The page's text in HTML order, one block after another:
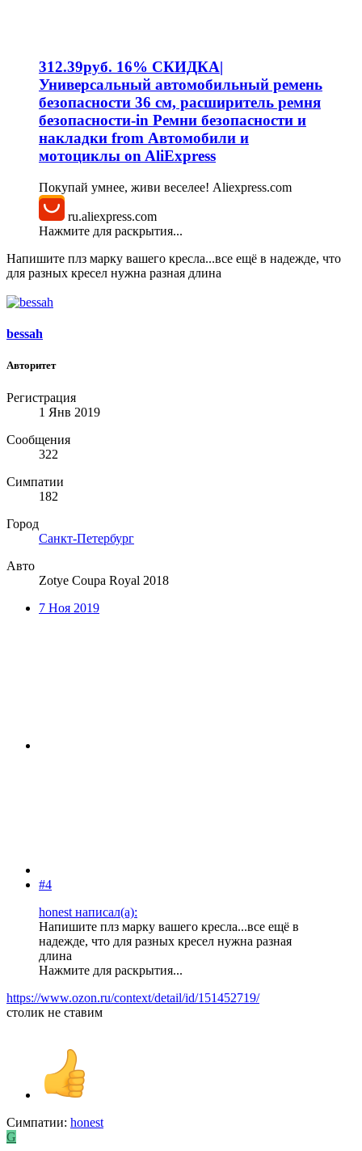
312.39руб. 16% СКИДКА|
Универсальный автомобильный ремень
безопасности 36 см, расширитель ремня
безопасности-in Ремни безопасности и
накладки from Автомобили и
мотоциклы on AliExpress
Покупай умнее, живи веселее! Aliexpress.com
ru.aliexpress.com
Нажмите для раскрытия...
Напишите плз марку вашего кресла...все ещё в надежде, что
для разных кресел нужна разная длина
bessah
Авторитет
Регистрация
1 Янв 2019
Сообщения
322
Симпатии
182
Город
Санкт-Петербург
Авто
Zotye Coupa Royal 2018
7 Ноя 2019
#4
honest написал(а):
Напишите плз марку вашего кресла...все ещё в
надежде, что для разных кресел нужна разная
длина
Нажмите для раскрытия...
https://www.ozon.ru/context/detail/id/151452719/
столик не ставим
Симпатии: honest
G